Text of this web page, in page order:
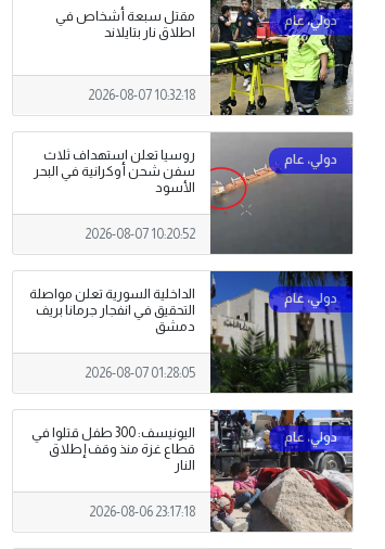
مقتل سبعة أشخاص في
اطلاق نار بتايلاند
2026-08-07 10:32:18
روسيا تعلن استهداف ثلاث
سفن شحن أوكرانية في البحر
الأسود
2026-08-07 10:20:52
الداخلية السورية تعلن مواصلة
التحقيق في انفجار جرمانا بريف
دمشق
2026-08-07 01:28:05
اليونيسف: 300 طفل قتلوا في
قطاع غزة منذ وقف إطلاق
النار
2026-08-06 23:17:18